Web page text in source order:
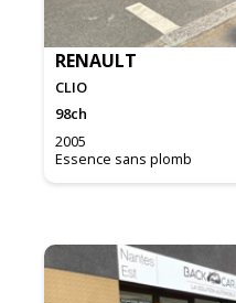
RENAULT
CLIO
98ch
2005
Essence sans plomb